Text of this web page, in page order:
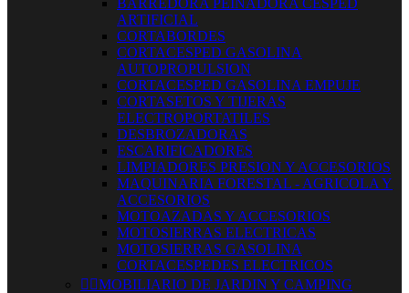
BARREDORA PEINADORA CESPED
ARTIFICIAL
CORTABORDES
CORTACESPED GASOLINA
AUTOPROPULSION
CORTACESPED GASOLINA EMPUJE
CORTASETOS Y TIJERAS
ELECTROPORTATILES
DESBROZADORAS
ESCARIFICADORES
LIMPIADORES PRESION Y ACCESORIOS
MAQUINARIA FORESTAL - AGRICOLA Y
ACCESORIOS
MOTOAZADAS Y ACCESORIOS
MOTOSIERRAS ELECTRICAS
MOTOSIERRAS GASOLINA
CORTACESPEDES ELECTRICOS
 MOBILIARIO DE JARDIN Y CAMPING